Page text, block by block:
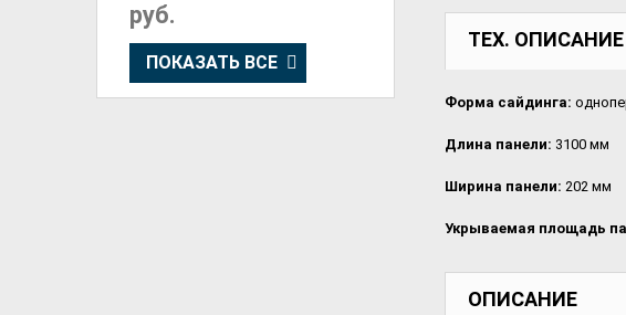
руб.
ПОКАЗАТЬ ВСЕ
ТЕХ. ОПИСАНИЕ
Форма сайдинга:
Длина панели: 3100 мм
Ширина панели: 202 мм
Укрываемая площадь
ОПИСАНИЕ